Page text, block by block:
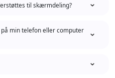
til skærmdeling?
min telefon eller computer